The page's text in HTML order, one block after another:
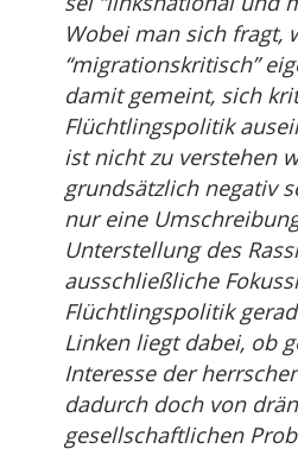
Wobei man sich fragt,
“migrationskritisch”
damit gemeint, sich
Flüchtlingspolitik
ist nicht zu verstehen
grundsätzlich negativ
nur eine
Unterstellung des
ausschließliche
Flüchtlingspolitik
Linken liegt dabei, ob
Interesse der
dadurch doch von
gesellschaftlichen